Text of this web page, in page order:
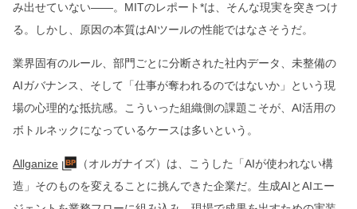
み出せていない――。MITのレポート*は、そんな現実を突きつけ
る。しかし、原因の本質はAIツールの性能ではなさそうだ。
業界固有のルール、部門ごとに分断された社内データ、未整備の
AIガバナンス、そして「仕事が奪われるのではないか」という現
場の心理的な抵抗感。こういった組織側の課題こそが、AI活用の
ボトルネックになっているケースは多いという。
Allganize
（オルガナイズ）は、こうした「AIが使われない構
造」そのものを変えることに挑んできた企業だ。生成AIとAIエー